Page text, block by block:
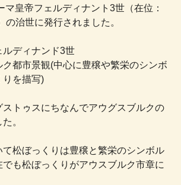
マ皇帝フェルディナント3世（在位：
の治世に発行されました。
ディナンド3世
都市景観(中心に豊穣や繁栄のシンボ
りを描写)
ストゥスにちなんでアウグスブルクの
。
松ぼっくりは豊穣と繁栄のシンボル
でも松ぼっくりがアウスブルク市章に